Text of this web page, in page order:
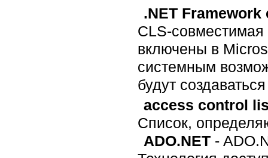
.NET
CLS-совместимая
включены в
системным
будут
access control
Список,
ADO.NET -